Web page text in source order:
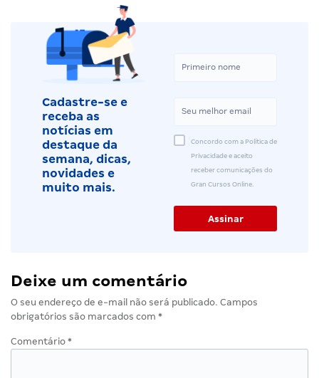
Cadastre-se e
receba as
notícias em
destaque da
semana, dicas,
novidades e
muito mais.
Concordo com a Política de
Privacidade e aceito
receber comunicações do
Gran Cursos Online.
Deixe um comentário
O seu endereço de e-mail não será publicado. Campos
obrigatórios são marcados com *
Comentário *